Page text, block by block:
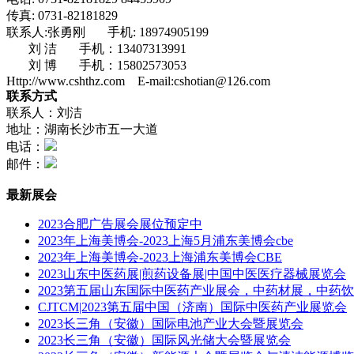
传真: 0731-82181829
联系人 :张勇刚
手机: 18974905199
刘 洁
手机：13407313991
刘 博
手机：15802573053
Http://www.cshthz.com E-mail:cshotian@126.com
联系方式
联系人：刘洁
地址：湖南长沙市五一大道
电话：
邮件：
最新展会
2023合肥广告展会展位预定中
2023年上海美博会-2023上海5月浦东美博会cbe
2023年上海美博会-2023上海浦东美博会CBE
2023山东中医药展|煎药设备展|中国中医医疗器械展览会
2023第五届山东国际中医药产业展会，中药材展，中药
CJTCM|2023第五届中国（济南）国际中医药产业展览会
2023长三角（安徽）国际电池产业大会暨展览会
2023长三角（安徽）国际风光储大会暨展览会